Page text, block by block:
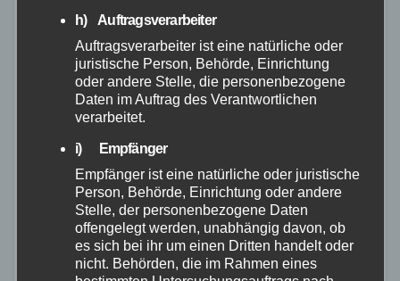
FEUERWEHR POLIZEI RETTUNGSDIENST
VIDEO
Mehrere Verletzte nach Unfall mit
h) Auftragsverarbeiter
Auftragsverarbeiter ist eine natürliche oder
juristische Person, Behörde, Einrichtung
oder andere Stelle, die personenbezogene
Daten im Auftrag des Verantwortlichen
verarbeitet.
i) Empfänger
Empfänger ist eine natürliche oder juristische
Person, Behörde, Einrichtung oder andere
Stelle, der personenbezogene Daten
offengelegt werden, unabhängig davon, ob
es sich bei ihr um einen Dritten handelt oder
nicht. Behörden, die im Rahmen eines